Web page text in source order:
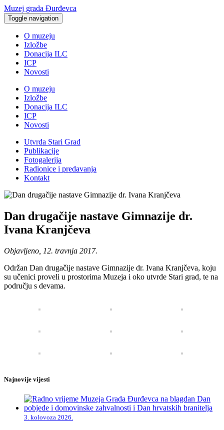
Muzej grada Đurđevca
Toggle navigation
O muzeju
Izložbe
Donacija ILC
ICP
Novosti
O muzeju
Izložbe
Donacija ILC
ICP
Novosti
Utvrda Stari Grad
Publikacije
Fotogalerija
Radionice i predavanja
Kontakt
Dan drugačije nastave Gimnazije dr.
Ivana Kranjčeva
Objavljeno, 12. travnja 2017.
Održan Dan drugačije nastave Gimnazije dr. Ivana Kranjčeva, koju
su učenici proveli u prostorima Muzeja i oko utvrde Stari grad, te na
području s devama.
Najnovije vijesti
3. kolovoza 2026.